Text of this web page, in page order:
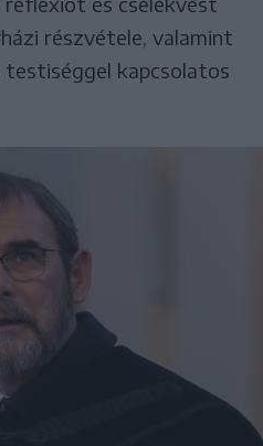
részvétele, valamint
kapcsolatos